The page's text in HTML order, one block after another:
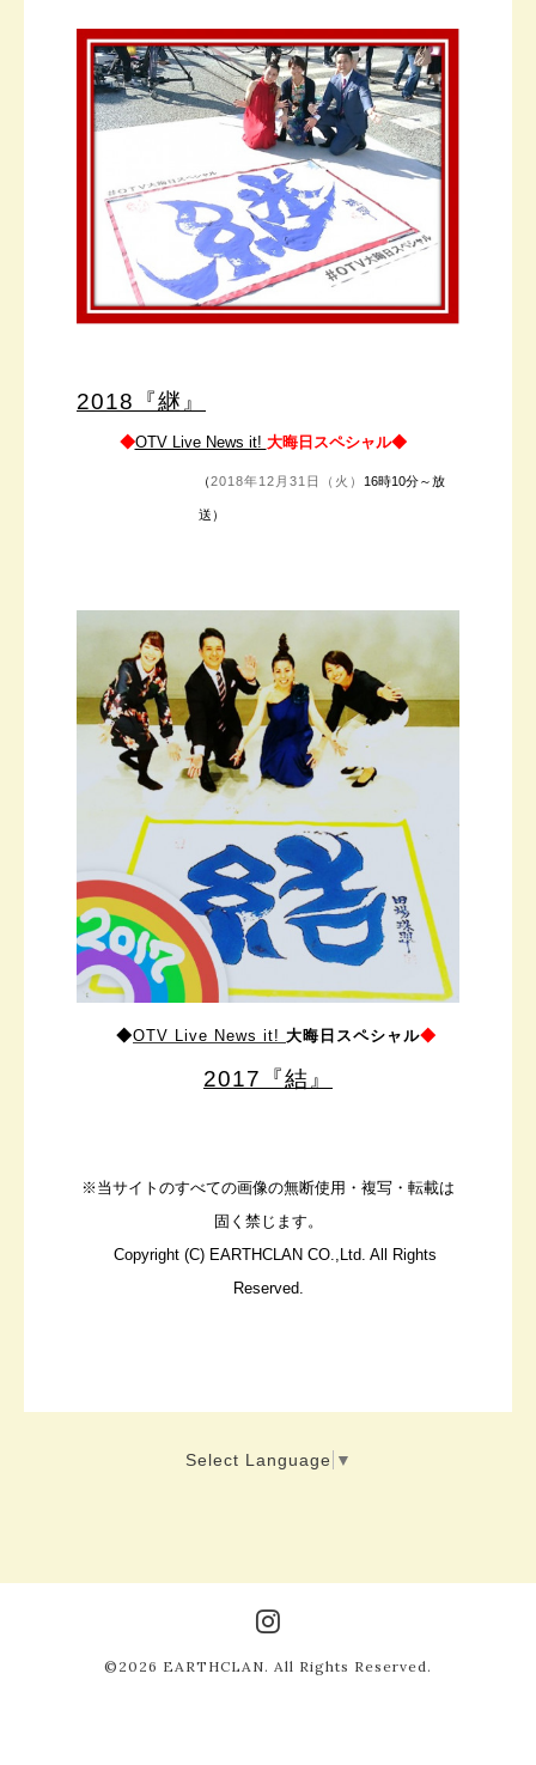
2018『継』
◆OTV Live News it! 大晦日スペシャル◆
（2018年12月31日（火） 16時10分～放
送）
◆OTV Live News it! 大晦日スペシャル◆
2017『結』
※当サイトのすべての画像の無断使用・複写・転載は
固く禁じます。
Copyright (C) EARTHCLAN CO.,Ltd. All Rights
Reserved.
Select Language ▼
©2026 EARTHCLAN. All Rights Reserved.